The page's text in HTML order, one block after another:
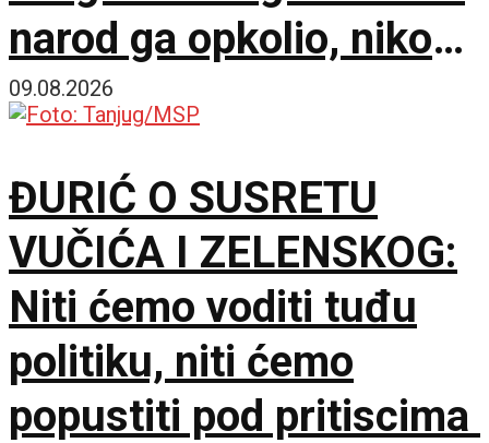
narod ga opkolio, niko
ne veruje koliko je
09.08.2026
ĐURIĆ O SUSRETU
VUČIĆA I ZELENSKOG:
Niti ćemo voditi tuđu
politiku, niti ćemo
popustiti pod pritiscima